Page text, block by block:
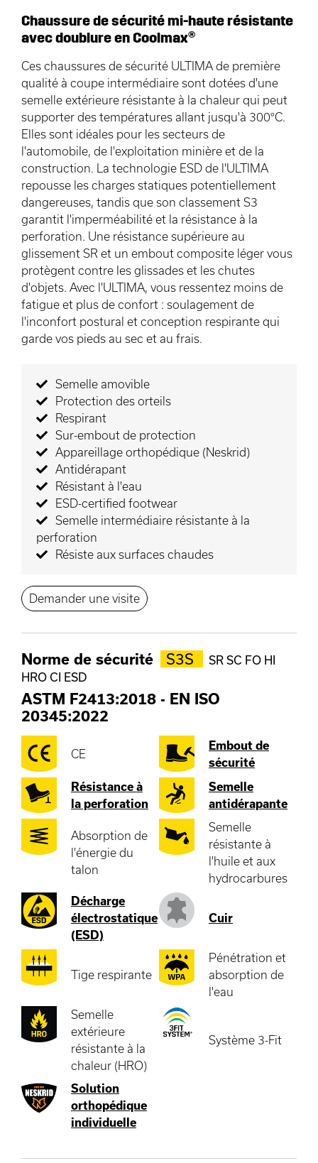
Chaussure de sécurité mi-haute résistante
avec doublure en Coolmax®
Ces chaussures de sécurité ULTIMA de première
qualité à coupe intermédiaire sont dotées d'une
semelle extérieure résistante à la chaleur qui peut
supporter des températures allant jusqu'à 300°C.
Elles sont idéales pour les secteurs de
l'automobile, de l'exploitation minière et de la
construction. La technologie ESD de l'ULTIMA
repousse les charges statiques potentiellement
dangereuses, tandis que son classement S3
garantit l'imperméabilité et la résistance à la
perforation. Une résistance supérieure au
glissement SR et un embout composite léger vous
protègent contre les glissades et les chutes
d'objets. Avec l'ULTIMA, vous ressentez moins de
fatigue et plus de confort : soulagement de
l'inconfort postural et conception respirante qui
garde vos pieds au sec et au frais.
Semelle amovible
Protection des orteils
Respirant
Sur-embout de protection
Appareillage orthopédique (Neskrid)
Antidérapant
Résistant à l'eau
ESD-certified footwear
Semelle intermédiaire résistante à la
perforation
Résiste aux surfaces chaudes
Demander une visite
Norme de sécurité S3S
SR SC FO HI
HRO CI ESD
ASTM F2413:2018 - EN ISO
20345:2022
CE
Embout de
sécurité
Résistance à
la perforation
Semelle
antidérapante
Absorption de
l'énergie du
talon
Semelle
résistante à
l'huile et aux
hydrocarbures
Décharge
électrostatique
(ESD)
Cuir
Tige respirante
Pénétration et
absorption de
l'eau
Semelle
extérieure
résistante à la
chaleur (HRO)
Système 3-Fit
Solution
orthopédique
individuelle